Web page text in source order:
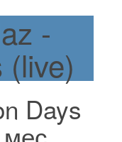
-
(live)
Days